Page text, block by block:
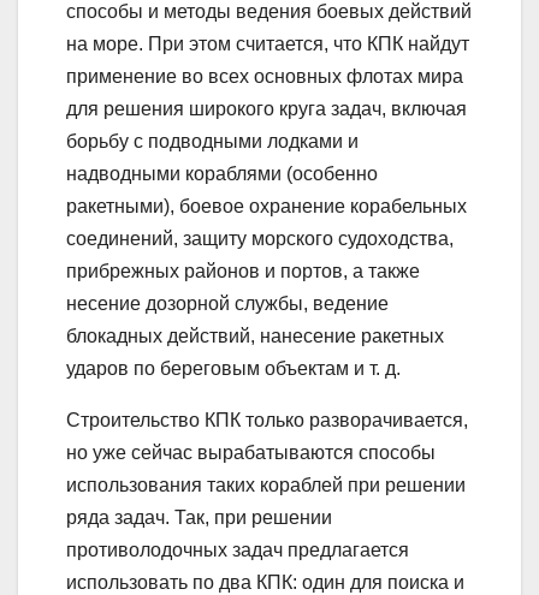
способы и методы ведения боевых действий
на море. При этом считается, что КПК найдут
применение во всех основных флотах мира
для решения широкого круга задач, включая
борьбу с подводными лодками и
надводными кораблями (особенно
ракетными), боевое охранение корабельных
соединений, защиту морского судоходства,
прибрежных районов и портов, а также
несение дозорной службы, ведение
блокадных действий, нанесение ракетных
ударов по береговым объектам и т. д.
Строительство КПК только разворачивается,
но уже сейчас вырабатываются способы
использования таких кораблей при решении
ряда задач. Так, при решении
противолодочных задач предлагается
использовать по два КПК: один для поиска и